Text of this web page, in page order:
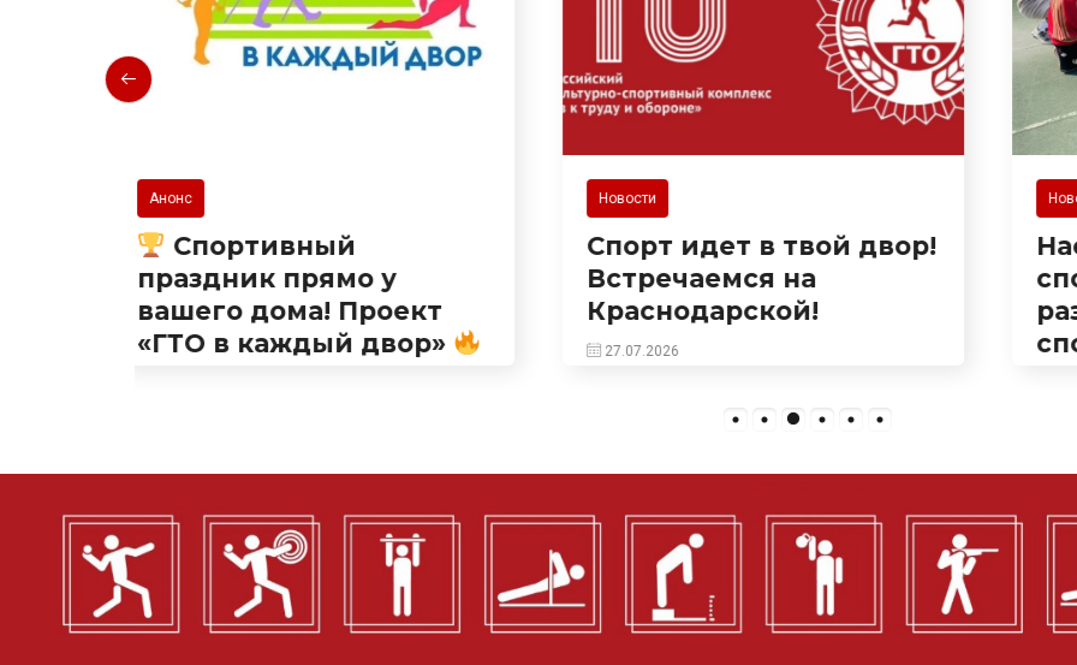
Спорт идет в твой двор!
Встречаемся на
Краснодарской!
27.07.2026
Новости
Настоящий праздник
спорта и здоровья
развернулся 25 июля на
спортивной площадке
Здесь прошла встреча в
городского проекта
27.07.2026